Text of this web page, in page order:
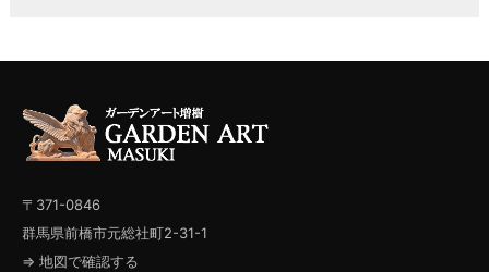
〒371-0846
群馬県前橋市元総社町2-31-1
⇒ 地図で確認する